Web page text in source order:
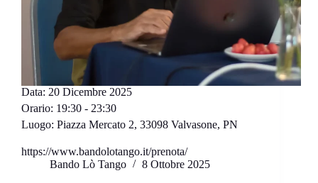
Data: 20 Dicembre 2025
Orario: 19:30 - 23:30
Luogo: Piazza Mercato 2, 33098 Valvasone, PN
https://www.bandolotango.it/prenota/
Bando Lò Tango
8 Ottobre 2025